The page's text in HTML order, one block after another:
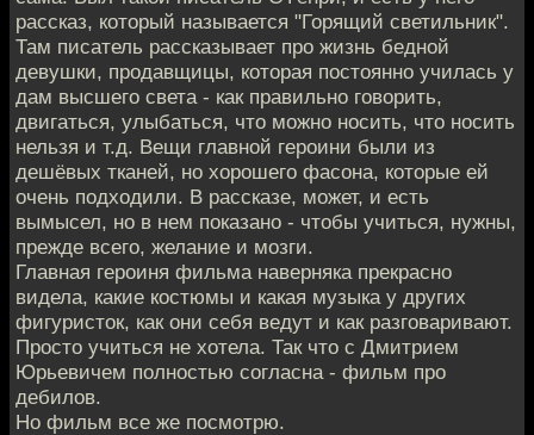
рассказ, который называется "Горящий светильник".
Там писатель рассказывает про жизнь бедной
девушки, продавщицы, которая постоянно училась у
дам высшего света - как правильно говорить,
двигаться, улыбаться, что можно носить, что носить
нельзя и т.д. Вещи главной героини были из
дешёвых тканей, но хорошего фасона, которые ей
очень подходили. В рассказе, может, и есть
вымысел, но в нем показано - чтобы учиться, нужны,
прежде всего, желание и мозги.
Главная героиня фильма наверняка прекрасно
видела, какие костюмы и какая музыка у других
фигуристок, как они себя ведут и как разговаривают.
Просто учиться не хотела. Так что с Дмитрием
Юрьевичем полностью согласна - фильм про
дебилов.
Но фильм все же посмотрю.